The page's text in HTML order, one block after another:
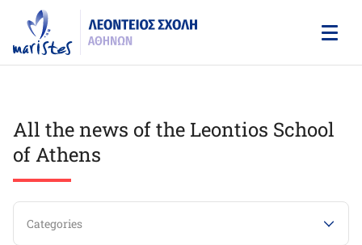
main
content
All the news of the Leontios School
of Athens
Categories